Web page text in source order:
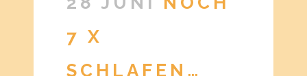
7 X
SCHLAFEN…